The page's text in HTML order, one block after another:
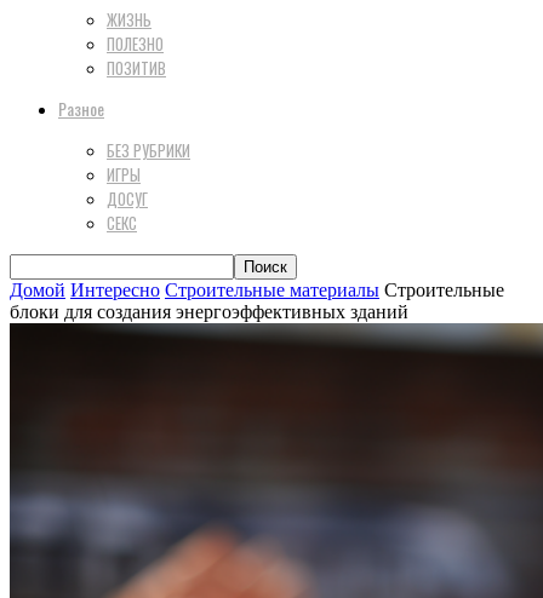
ЖИЗНЬ
ПОЛЕЗНО
ПОЗИТИВ
Разное
БЕЗ РУБРИКИ
ИГРЫ
ДОСУГ
СЕКС
Домой Интересно Строительные материалы Строительные
блоки для создания энергоэффективных зданий